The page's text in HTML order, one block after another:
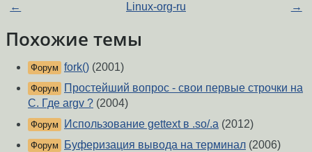
← Linux-org-ru →
Похожие темы
Форум fork() (2001)
Форум
Простейший вопрос - свои первые строчки на
C. Где argv ? (2004)
Форум Использование gettext в .so/.a (2012)
Форум Буферизация вывода на терминал (2006)